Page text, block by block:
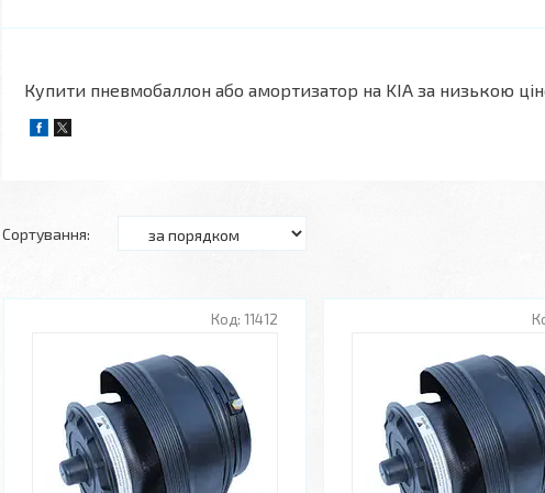
Купити пневмобаллон або амортизатор на KIA за низькою
11412